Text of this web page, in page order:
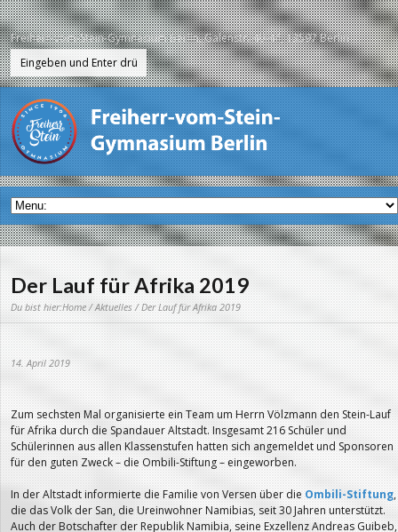
Freiherr-vom-Stein-Gymnasium Berlin, Galenstr. 40-44, 13597 Berlin
Der Lauf für Afrika 2019
Du bist hier:Home/Aktuelles/ Der Lauf für Afrika 2019
14. April 2019
Zum sechsten Mal organisierte ein Team um Herrn Völzmann den Stein-Lauf
für Afrika durch die Spandauer Altstadt. Insgesamt 216 Schüler und
Schülerinnen aus allen Klassenstufen hatten sich angemeldet und Sponsoren
für den guten Zweck – die Ombili-Stiftung – eingeworben.
In der Altstadt informierte die Familie von Versen über die Ombili-Stiftung,
die das Volk der San, die Ureinwohner Namibias, seit 30 Jahren unterstützt.
Auch der Botschafter der Republik Namibia, seine Exzellenz Andreas Guibeb,